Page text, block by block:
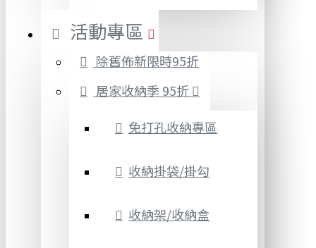
活動專區
除舊佈新限時95折
居家收納季 95折
免打孔收納專區
收納掛袋/掛勾
收納架/收納盒